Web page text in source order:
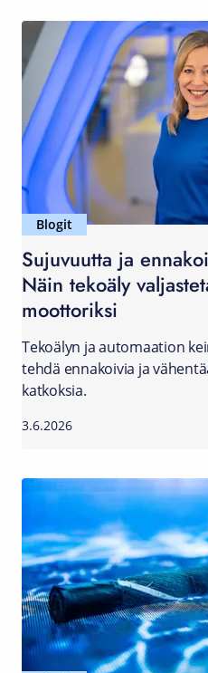
Blogit
Sujuvuutta ja
Näin tekoäly
moottoriksi
Tekoälyn ja automaation
tehdä ennakoivia ja
katkoksia.
3.6.2026